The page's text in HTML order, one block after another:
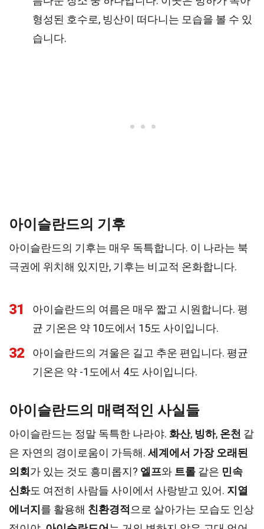
형성된 호수로, 빙산이 떠다니는 모습을 볼 수 있
습니다.
아이슬란드의 기후
아이슬란드의 기후는 매우 독특합니다. 이 나라는 북
극권에 위치해 있지만, 기후는 비교적 온화합니다.
31
아이슬란드의 여름은 매우 짧고 시원합니다. 평
균 기온은 약 10도에서 15도 사이입니다.
32
아이슬란드의 겨울은 길고 추운 편입니다. 평균
기온은 약 -1도에서 4도 사이입니다.
아이슬란드의 매력적인 사실들
아이슬란드는 정말 독특한 나라야. 화산, 빙하, 온천 같
은 자연의 경이로움이 가득해. 세계에서 가장 오래된
의회 가 있는 것도 흥미롭지? 엘프와 트롤 같은 민속
신화도 여전히 사람들 사이에서 사랑받고 있어. 지열
에너지 를 활용해 친환경적 으로 살아가는 모습도 인상